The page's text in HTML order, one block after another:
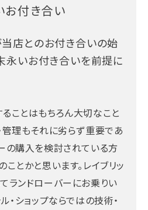
お付き合い
店とのお付き合いの始
永いお付き合いを前提に
ことはもちろん大切なこと
管理もそれに劣らず重要であ
の購入を検討されている方
とかと思います。レイブリッ
ランドローバーにお乗りい
・ショップならではの技術・